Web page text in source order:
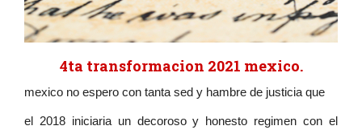
4ta transformacion 2021 mexico.
mexico no espero con tanta sed y hambre de justicia que
el 2018 iniciaria un decoroso y honesto regimen con el